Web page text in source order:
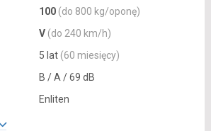
100 (do 800 kg/oponę)
V (do 240 km/h)
5 lat (60 miesięcy)
B / A / 69 dB
Enliten